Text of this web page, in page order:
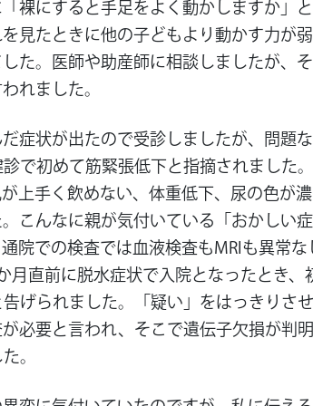
裸にすると手足をよく動かしますか」
見たときに他の子どもより動かす力が
た。医師や助産師に相談しましたが、
れました。
症状が出たので受診しましたが、問題
で初めて筋緊張低下と指摘されました
上手く飲めない、体重低下、尿の色が
こんなに親が気付いている「おかしい症
院での検査では血液検査もMRIも異常な
月直前に脱水症状で入院となったとき、
げられました。「疑い」をはっきりさ
必要と言われ、そこで遺伝子欠損が判
。